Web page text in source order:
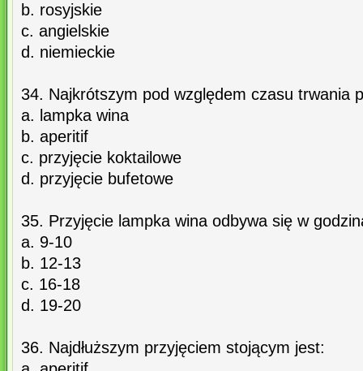
b. rosyjskie
c. angielskie
d. niemieckie
34. Najkrótszym pod względem czasu trwania
a. lampka wina
b. aperitif
c. przyjęcie koktailowe
d. przyjęcie bufetowe
35. Przyjęcie lampka wina odbywa się w
a. 9-10
b. 12-13
c. 16-18
d. 19-20
36. Najdłuższym przyjęciem stojącym jest: